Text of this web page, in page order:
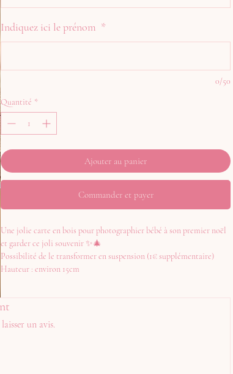
Indiquez ici le prénom *
0/50
Quantité *
Ajouter au panier
Commander et payer
Une jolie carte en bois pour photographier bébé à son premier noël
et garder ce joli souvenir ✨🎄
Possibilité de le transformer en suspension (1€ supplémentaire)
Hauteur : environ 15cm
un avis.